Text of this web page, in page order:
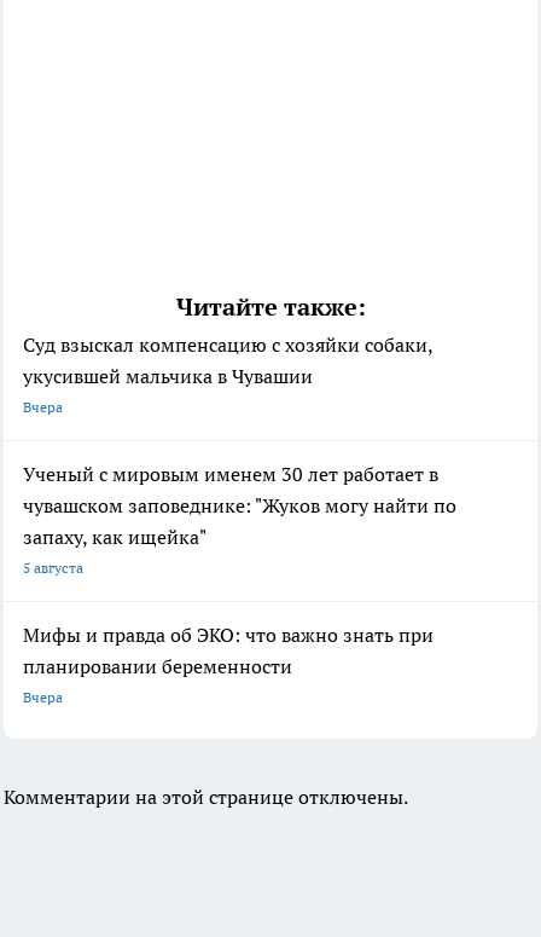
Читайте также:
Суд взыскал компенсацию с хозяйки собаки,
укусившей мальчика в Чувашии
Вчера
Ученый с мировым именем 30 лет работает в
чувашском заповеднике: "Жуков могу найти по
запаху, как ищейка"
5 августа
Мифы и правда об ЭКО: что важно знать при
планировании беременности
Вчера
Комментарии на этой странице отключены.